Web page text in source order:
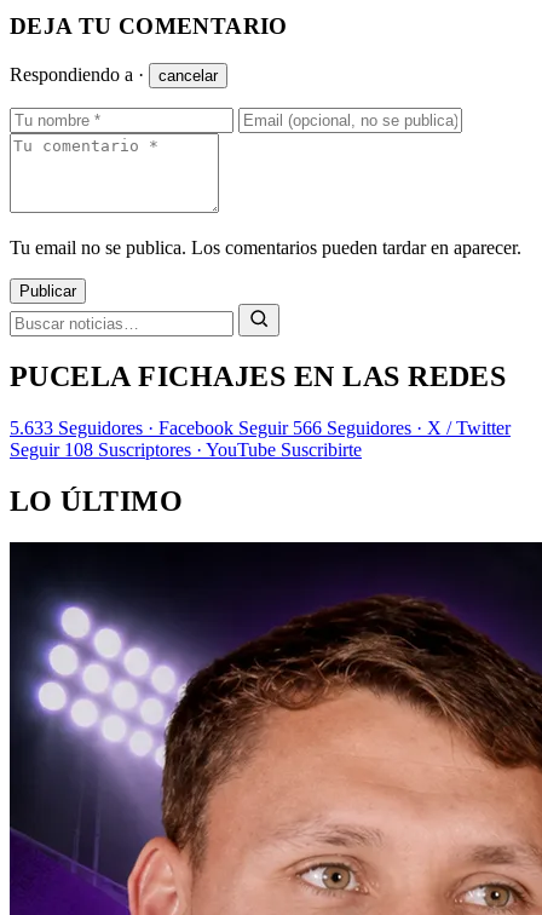
DEJA TU COMENTARIO
Respondiendo a · cancelar
Tu email no se publica. Los comentarios pueden tardar en aparecer.
Publicar
PUCELA FICHAJES EN LAS REDES
5.633 Seguidores · Facebook Seguir 566 Seguidores · X / Twitter
Seguir 108 Suscriptores · YouTube Suscribirte
LO ÚLTIMO